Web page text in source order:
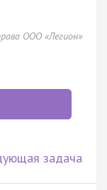
ООО «Легион»
задача